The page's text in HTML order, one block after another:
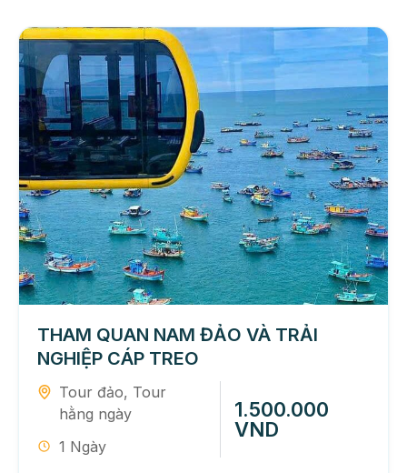
THAM QUAN NAM ĐẢO VÀ TRẢI
NGHIỆP CÁP TREO
Tour đảo, Tour
hằng ngày
1 Ngày
1.500.000
VND